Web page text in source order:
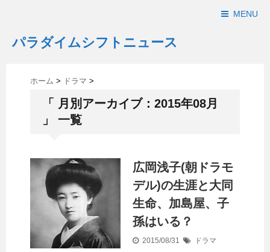
MENU
パラダイムシフトニュース
ホーム > ドラマ >
「 月別アーカイブ：2015年08月
」 一覧
広岡浅子(朝ドラモ
デル)の生涯と大同
生命、加島屋、子
孫はいる？
2015/08/31 ドラマ